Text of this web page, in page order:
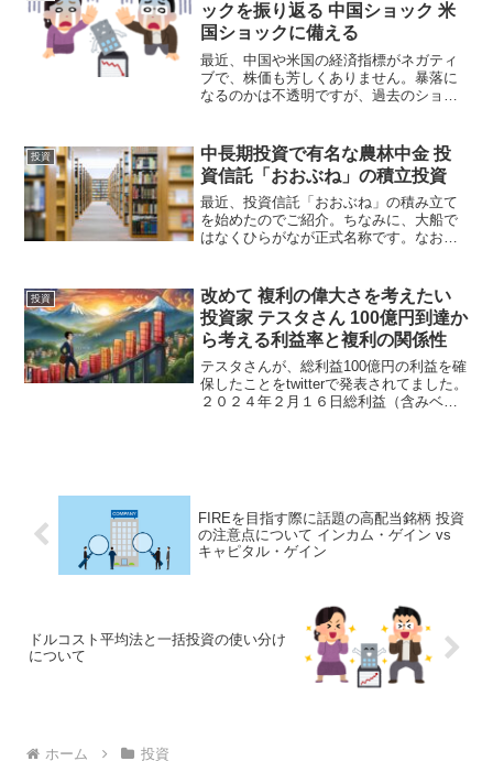
ックを振り返る 中国ショック 米
国ショックに備える
最近、中国や米国の経済指標がネガティ
ブで、株価も芳しくありません。暴落に
なるのかは不透明ですが、過去のショッ
クとは何だったのか？リーマンショック
とは、2008年にアメリ...
投資
中長期投資で有名な農林中金 投
資信託「おおぶね」の積立投資
最近、投資信託「おおぶね」の積み立て
を始めたのでご紹介。ちなみに、大船で
はなくひらがなが正式名称です。なお、
投資信託「おおぶね」は、農林中央金庫
子会社の農林中金バリュ...
投資
改めて 複利の偉大さを考えたい
投資家 テスタさん 100億円到達か
ら考える利益率と複利の関係性
テスタさんが、総利益100億円の利益を確
保したことをtwitterで発表されてました。
２０２４年２月１６日総利益（含みベー
FIREを目指す際に話題の高配当銘柄 投資
の注意点について インカム・ゲイン vs
キャピタル・ゲイン
ドルコスト平均法と一括投資の使い分け
について
ホーム 投資